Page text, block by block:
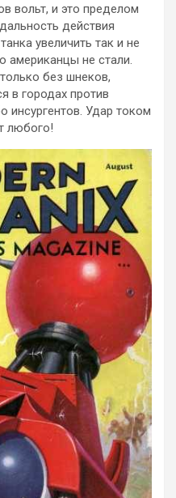
вольт, и это пределом
действия
увеличить так и не
американцы не стали.
без шнеков,
в городах против
инсургентов. Удар током
любого!